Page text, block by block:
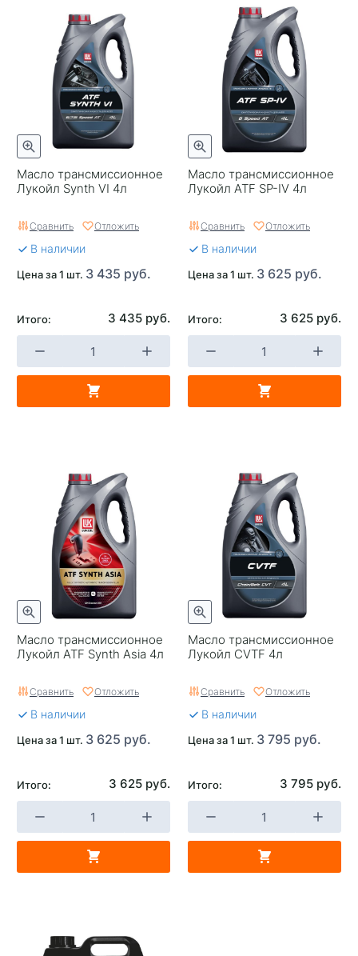
Масло трансмиссионное
Лукойл Synth VI 4л
Сравнить Отложить
В наличии
Цена за 1 шт. 3 435 руб.
Итого: 3 435 руб.
Масло трансмиссионное
Лукойл ATF SP-IV 4л
Сравнить Отложить
В наличии
Цена за 1 шт. 3 625 руб.
Итого: 3 625 руб.
Масло трансмиссионное
Лукойл ATF Synth Asia 4л
Сравнить Отложить
В наличии
Цена за 1 шт. 3 625 руб.
Итого: 3 625 руб.
Масло трансмиссионное
Лукойл CVTF 4л
Сравнить Отложить
В наличии
Цена за 1 шт. 3 795 руб.
Итого: 3 795 руб.